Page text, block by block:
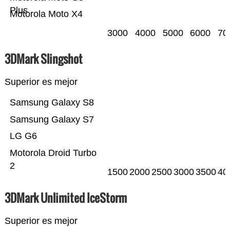
Motorola Moto X4
Plus
3000 4000 5000 6000
3DMark Slingshot
Superior es mejor
Motorola Droid Turbo
2
LG G6
Samsung Galaxy S7
Samsung Galaxy S8
15002000250030003500
3DMark Unlimited IceStorm
Superior es mejor